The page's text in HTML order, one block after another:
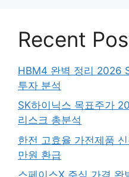
Recent
HBM4 완벽 정리 2026
투자 분석
SK하이닉스 목표주가
리스크 총분석
한전 고효율 가전제품
만원 환급
스페이스X 주식 가격 완